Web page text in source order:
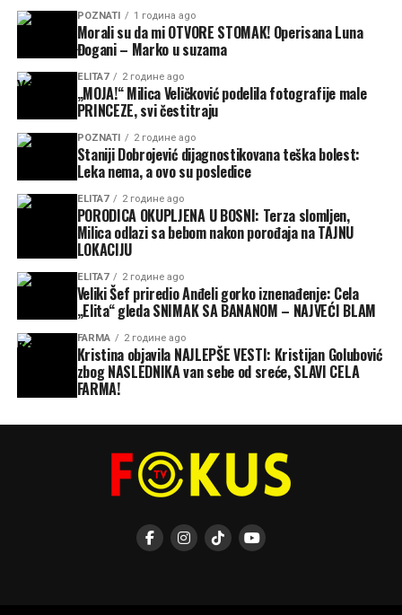
POZNATI 1 година ago
Morali su da mi OTVORE STOMAK! Operisana Luna
Đogani – Marko u suzama
ELITA7 2 године ago
„MOJA!“ Milica Veličković podelila fotografije male
PRINCEZE, svi čestitraju
POZNATI 2 године ago
Staniji Dobrojević dijagnostikovana teška bolest:
Leka nema, a ovo su posledice
ELITA7 2 године ago
PORODICA OKUPLJENA U BOSNI: Terza slomljen,
Milica odlazi sa bebom nakon porođaja na TAJNU
LOKACIJU
ELITA7 2 године ago
Veliki Šef priredio Anđeli gorko iznenađenje: Cela
„Elita“ gleda SNIMAK SA BANANOM – NAJVEĆI BLAM
FARMA 2 године ago
Kristina objavila NAJLEPŠE VESTI: Kristijan Golubović
zbog NASLEDNIKA van sebe od sreće, SLAVI CELA
FARMA!